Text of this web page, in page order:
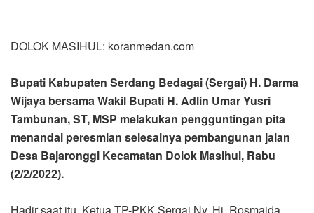
DOLOK MASIHUL: koranmedan.com
Bupati Kabupaten Serdang Bedagai (Sergai) H. Darma
Wijaya bersama Wakil Bupati H. Adlin Umar Yusri
Tambunan, ST, MSP melakukan pengguntingan pita
menandai peresmian selesainya pembangunan jalan
Desa Bajaronggi Kecamatan Dolok Masihul, Rabu
(2/2/2022).
Hadir saat itu, Ketua TP-PKK Sergai Ny. Hj. Rosmaida